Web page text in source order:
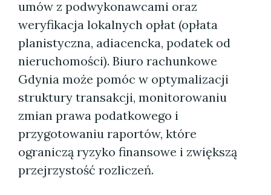
umów z podwykonawcami oraz
weryfikacja lokalnych opłat (opłata
planistyczna, adiacencka, podatek od
nieruchomości). Biuro rachunkowe
Gdynia może pomóc w optymalizacji
struktury transakcji, monitorowaniu
zmian prawa podatkowego i
przygotowaniu raportów, które
ograniczą ryzyko finansowe i zwiększą
przejrzystość rozliczeń.